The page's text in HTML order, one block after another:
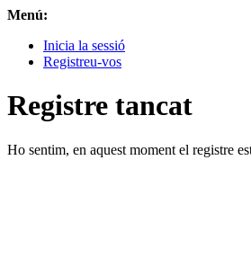
Menú:
Inicia la sessió
Registreu-vos
Registre tancat
Ho sentim, en aquest moment el registre